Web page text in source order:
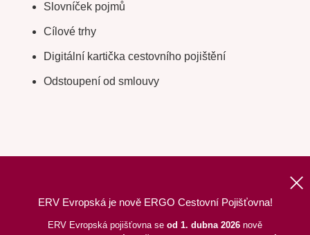
ERV Evropská je nově ERGO Cestovní Pojišťovna!
ERV Evropská pojišťovna se od 1. dubna 2026 nově
Slovníček pojmů
Cílové trhy
Digitální kartička cestovního pojištění
Odstoupení od smlouvy